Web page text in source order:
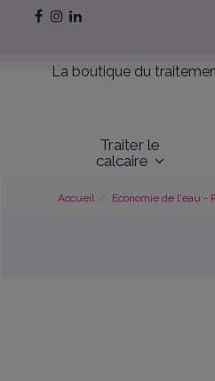
La boutique du
Traiter le
calcaire
Accueil Economie de l'eau -